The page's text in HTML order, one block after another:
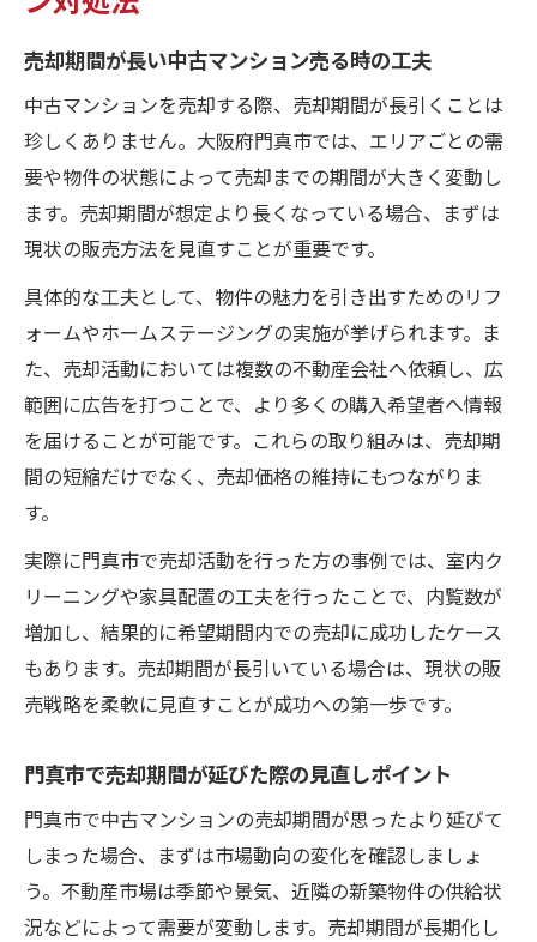
売却期間が長い中古マンション売る時の工夫
中古マンションを売却する際、売却期間が長引くことは
珍しくありません。大阪府門真市では、エリアごとの需
要や物件の状態によって売却までの期間が大きく変動し
ます。売却期間が想定より長くなっている場合、まずは
現状の販売方法を見直すことが重要です。
具体的な工夫として、物件の魅力を引き出すためのリフ
ォームやホームステージングの実施が挙げられます。ま
た、売却活動においては複数の不動産会社へ依頼し、広
範囲に広告を打つことで、より多くの購入希望者へ情報
を届けることが可能です。これらの取り組みは、売却期
間の短縮だけでなく、売却価格の維持にもつながりま
す。
実際に門真市で売却活動を行った方の事例では、室内ク
リーニングや家具配置の工夫を行ったことで、内覧数が
増加し、結果的に希望期間内での売却に成功したケース
もあります。売却期間が長引いている場合は、現状の販
売戦略を柔軟に見直すことが成功への第一歩です。
門真市で売却期間が延びた際の見直しポイント
門真市で中古マンションの売却期間が思ったより延びて
しまった場合、まずは市場動向の変化を確認しましょ
う。不動産市場は季節や景気、近隣の新築物件の供給状
況などによって需要が変動します。売却期間が長期化し